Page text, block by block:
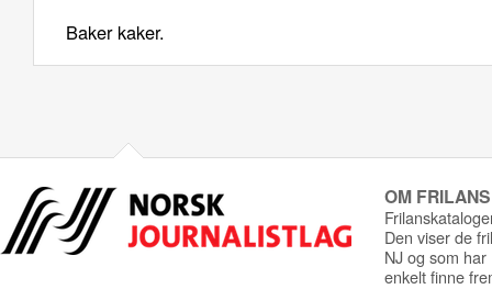
Baker kaker.
OM
Den viser de
NJ og som
enkelt finne